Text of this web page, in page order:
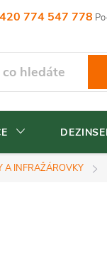
774 547 778
řád
A INFRAŽÁROVKY